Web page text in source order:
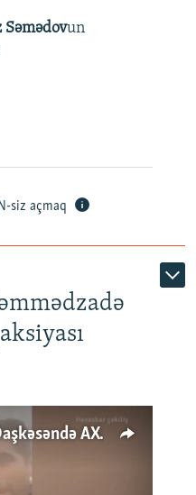
Səmədovun
siz açmaq
'Məni təpiklədilər ki...' - Daşkəsəndə AXCP fəalının yaxınları onun həbsinə etiraz edirlər